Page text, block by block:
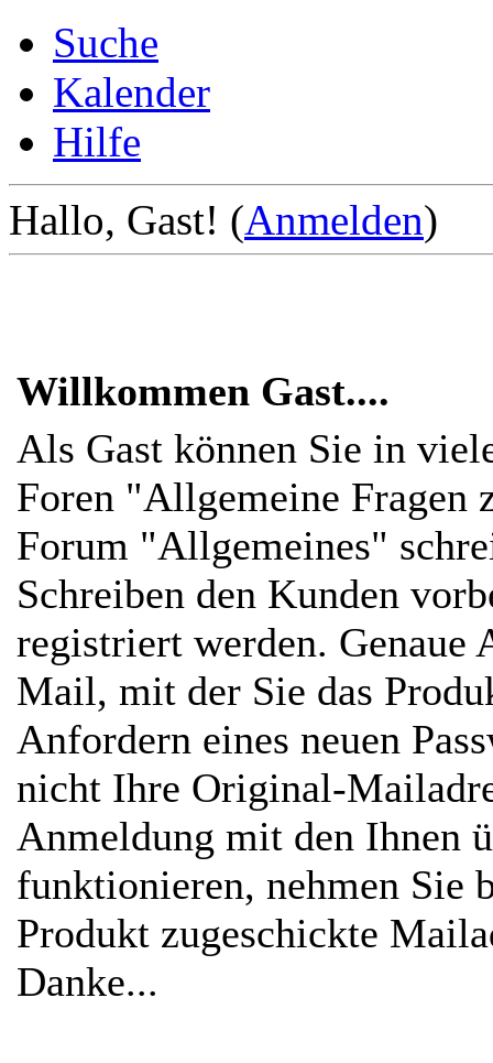
Suche
Kalender
Hilfe
Hallo, Gast! (Anmelden)
Willkommen Gast....
Als Gast können Sie in
Foren "Allgemeine
Forum "Allgemeines"
Schreiben den Kunden
registriert werden. Genaue
Mail, mit der Sie das
Anfordern eines neuen
nicht Ihre Original-
Anmeldung mit den Ihnen
funktionieren, nehmen Sie
Produkt zugeschickte
Danke...